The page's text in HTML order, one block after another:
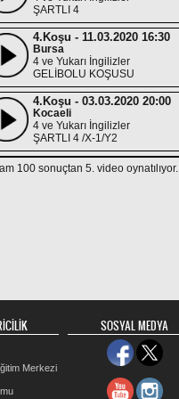
ŞARTLI 4
4.Koşu - 11.03.2020 16:30
Bursa
4 ve Yukarı İngilizler
GELİBOLU KOŞUSU
4.Koşu - 03.03.2020 20:00
Kocaeli
4 ve Yukarı İngilizler
ŞARTLI 4 /X-1/Y2
5.Koşu - 28.02.2020 17:30
Kocaeli
4 ve Yukarı İngilizler
ŞARTLI 2 /X-1
7.Koşu - 26.10.2019 20:00
İzmir
3 ve Yukarı İngilizler
100 sonuçtan 5. video oynatılıyor.
Merkezi
SOSYAL MEDYA